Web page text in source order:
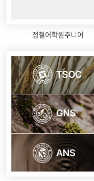
정철어학원주니어